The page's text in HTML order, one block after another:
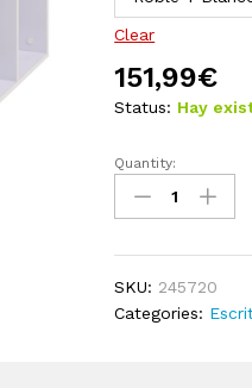
Clear
151,99€
Status: Hay
Escritorio
120x60x75
cm
y
blanco
Quantity:
SKU: 245720
Categories: